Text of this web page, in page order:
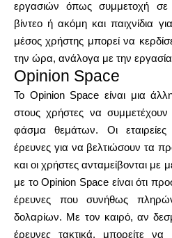
εργασιών όπως συμμετοχή σε
βίντεο ή ακόμη και παιχνίδια
μέσος χρήστης μπορεί να
την ώρα, ανάλογα με την
Opinion Space
Το Opinion Space είναι μια
στους χρήστες να
φάσμα θεμάτων. Οι εταιρείες
έρευνες για να βελτιώσουν τα
και οι χρήστες ανταμείβονται με
με το Opinion Space είναι ότι
έρευνες που συνήθως
δολαρίων. Με τον καιρό, αν
έρευνες τακτικά, μπορείτε